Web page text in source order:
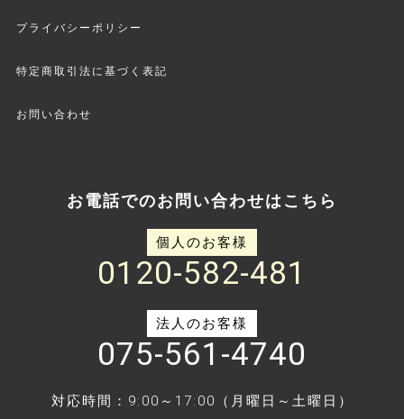
プライバシーポリシー
特定商取引法に基づく表記
お問い合わせ
お電話でのお問い合わせはこちら
個人のお客様
0120-582-481
法人のお客様
075-561-4740
対応時間：9:00～17:00（月曜日～土曜日）